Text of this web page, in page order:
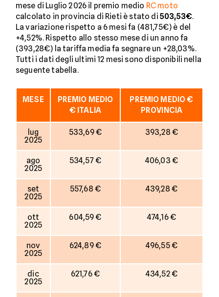
mese di Luglio 2026 il premio medio RC moto
calcolato in provincia di Rieti è stato di 503,53€.
La variazione rispetto a 6 mesi fa (481,75€) è del
+4,52%. Rispetto allo stesso mese di un anno fa
(393,28€) la tariffa media fa segnare un +28,03%.
Tutti i dati degli ultimi 12 mesi sono disponibili nella
seguente tabella.
MESE
PREMIO MEDIO
€ ITALIA
PREMIO MEDIO €
PROVINCIA
lug
2025
533,69 € 393,28 €
ago
2025
534,57 € 406,03 €
set
2025
557,68 € 439,28 €
ott
2025
604,59 € 474,16 €
nov
2025
624,89 € 496,55 €
dic
2025
621,76 € 434,52 €